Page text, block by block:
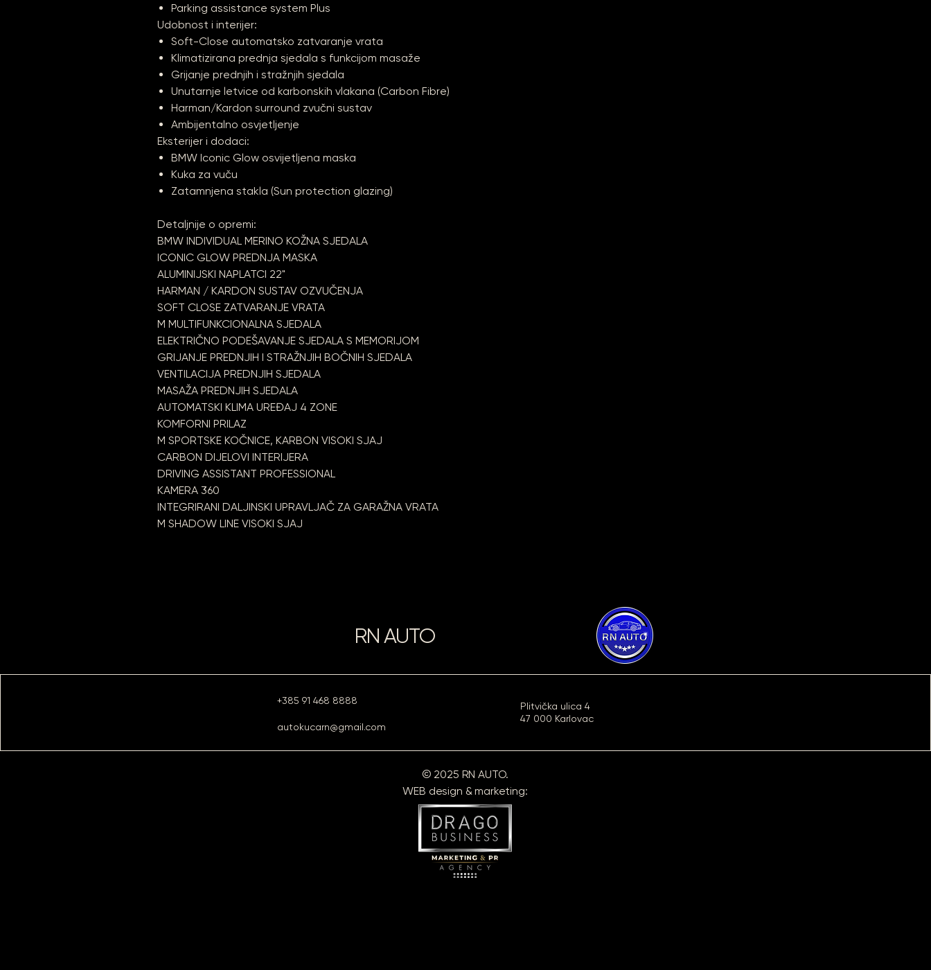
Parking assistance system Plus
Udobnost i interijer:
Soft-Close automatsko zatvaranje vrata
Klimatizirana prednja sjedala s funkcijom masaže
Grijanje prednjih i stražnjih sjedala
Unutarnje letvice od karbonskih vlakana (Carbon Fibre)
Harman/Kardon surround zvučni sustav
Ambijentalno osvjetljenje
Eksterijer i dodaci:
BMW Iconic Glow osvijetljena maska
Kuka za vuču
Zatamnjena stakla (Sun protection glazing)
Detaljnije o opremi:
BMW INDIVIDUAL MERINO KOŽNA SJEDALA
ICONIC GLOW PREDNJA MASKA
ALUMINIJSKI NAPLATCI 22"
HARMAN / KARDON SUSTAV OZVUČENJA
SOFT CLOSE ZATVARANJE VRATA
M MULTIFUNKCIONALNA SJEDALA
ELEKTRIČNO PODEŠAVANJE SJEDALA S MEMORIJOM
GRIJANJE PREDNJIH I STRAŽNJIH BOČNIH SJEDALA
VENTILACIJA PREDNJIH SJEDALA
MASAŽA PREDNJIH SJEDALA
AUTOMATSKI KLIMA UREĐAJ 4 ZONE
KOMFORNI PRILAZ
M SPORTSKE KOČNICE, KARBON VISOKI SJAJ
CARBON DIJELOVI INTERIJERA
DRIVING ASSISTANT PROFESSIONAL
KAMERA 360
INTEGRIRANI DALJINSKI UPRAVLJAČ ZA GARAŽNA VRATA
M SHADOW LINE VISOKI SJAJ
RN AUTO
+385 91 468 8888
autokucarn@gmail.com
Plitvička ulica 4
47 000 Karlovac
© 2025 RN AUTO.
WEB design & marketing: